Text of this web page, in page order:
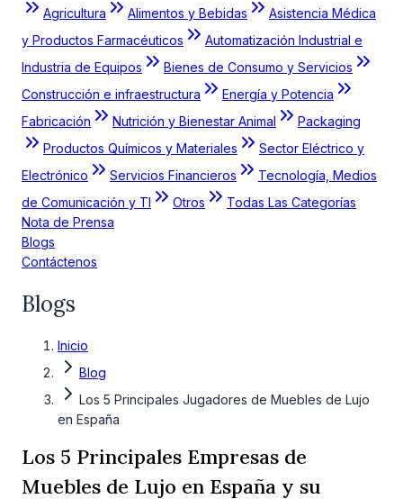
Agricultura Alimentos y Bebidas
Asistencia Médica
y Productos Farmacéuticos
Automatización Industrial e
Industria de Equipos
Bienes de Consumo y Servicios
Construcción e infraestructura
Energía y Potencia
Fabricación
Nutrición y Bienestar Animal
Packaging
Productos Químicos y Materiales
Sector Eléctrico y
Electrónico
Servicios Financieros
Tecnología, Medios
de Comunicación y TI
Otros
Todas Las Categorías
Nota de Prensa
Blogs
Contáctenos
Blogs
Inicio
Blog
Los 5 Principales Jugadores de Muebles de Lujo
en España
Los 5 Principales Empresas de
Muebles de Lujo en España y su